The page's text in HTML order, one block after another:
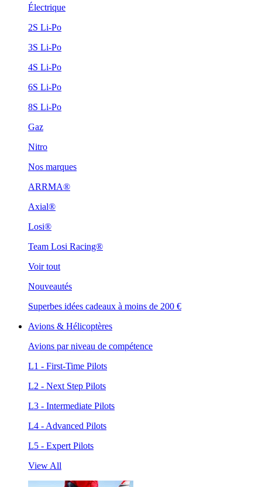
Électrique
2S Li-Po
3S Li-Po
4S Li-Po
6S Li-Po
8S Li-Po
Gaz
Nitro
Nos marques
ARRMA®
Axial®
Losi®
Team Losi Racing®
Voir tout
Nouveautés
Superbes idées cadeaux à moins de 200 €
Avions & Hélicoptères
Avions par niveau de compétence
L1 - First-Time Pilots
L2 - Next Step Pilots
L3 - Intermediate Pilots
L4 - Advanced Pilots
L5 - Expert Pilots
View All